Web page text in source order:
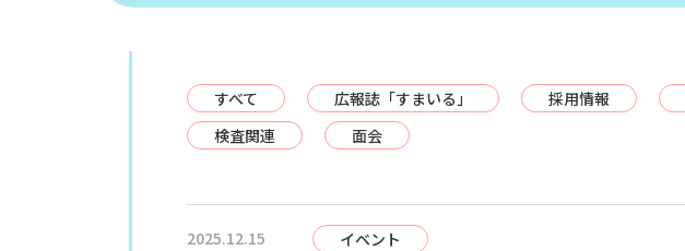
すべて 広報誌「すまいる」 採用情報
検査関連
面会
2025.12.15 イベント